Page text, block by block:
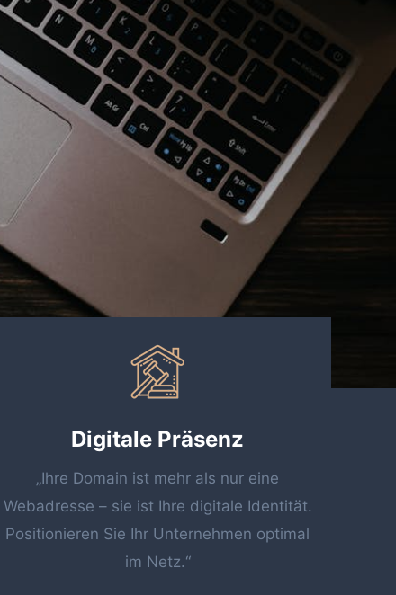
Digitale Präsenz
„Ihre Domain ist mehr als nur eine
Webadresse – sie ist Ihre digitale Identität.
Positionieren Sie Ihr Unternehmen optimal
im Netz.“